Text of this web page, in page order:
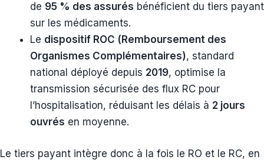
de 95 % des assurés bénéficient du tiers payant
sur les médicaments.
Le dispositif ROC (Remboursement des
Organismes Complémentaires), standard
national déployé depuis 2019, optimise la
transmission sécurisée des flux RC pour
l’hospitalisation, réduisant les délais à 2 jours
ouvrés en moyenne.
Le tiers payant intègre donc à la fois le RO et le RC, en